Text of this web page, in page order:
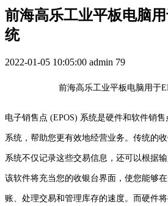
前海高乐工业平板电脑
统
2022-01-05 10:05:00 admin 79
前海高乐工业平板电脑用于
电子销售点 (EPOS) 系统是硬件和软件销
系统，帮助您更有效地经营业务。传统的
系统不仅记录这些交易信息，还可以根据
该软件将充当您的收银台界面，使您能够
账、处理交易和管理库存的速度。而硬件将